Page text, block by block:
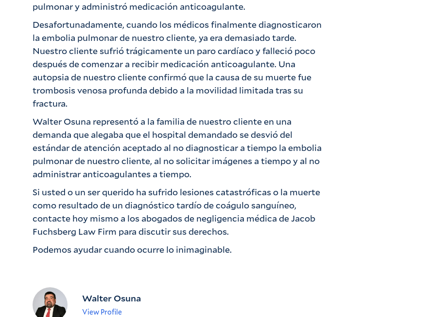
pulmonar y administró medicación anticoagulante.
Desafortunadamente, cuando los médicos finalmente diagnosticaron
la embolia pulmonar de nuestro cliente, ya era demasiado tarde.
Nuestro cliente sufrió trágicamente un paro cardíaco y falleció poco
después de comenzar a recibir medicación anticoagulante. Una
autopsia de nuestro cliente confirmó que la causa de su muerte fue
trombosis venosa profunda debido a la movilidad limitada tras su
fractura.
Walter Osuna representó a la familia de nuestro cliente en una
demanda que alegaba que el hospital demandado se desvió del
estándar de atención aceptado al no diagnosticar a tiempo la embolia
pulmonar de nuestro cliente, al no solicitar imágenes a tiempo y al no
administrar anticoagulantes a tiempo.
Si usted o un ser querido ha sufrido lesiones catastróficas o la muerte
como resultado de un diagnóstico tardío de coágulo sanguíneo,
contacte hoy mismo a los abogados de negligencia médica de Jacob
Fuchsberg Law Firm para discutir sus derechos.
Podemos ayudar cuando ocurre lo inimaginable.
Walter Osuna
View Profile